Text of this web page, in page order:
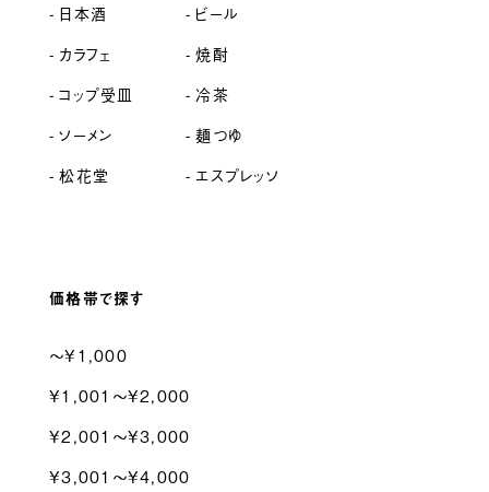
日本酒
ビール
カラフェ
焼酎
コップ受皿
冷茶
ソーメン
麺つゆ
松花堂
エスプレッソ
価格帯で探す
〜¥1,000
¥1,001〜¥2,000
¥2,001〜¥3,000
¥3,001〜¥4,000